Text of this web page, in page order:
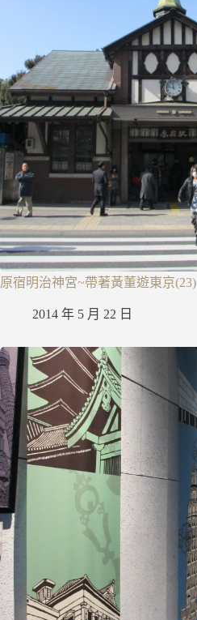
原宿明治神宮~帶著黃董遊東京(23)
2014 年 5 月 22 日